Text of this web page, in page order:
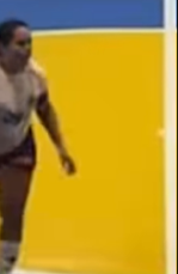
bir ihtimal
çocuğu
beklenen
en
nerede ve